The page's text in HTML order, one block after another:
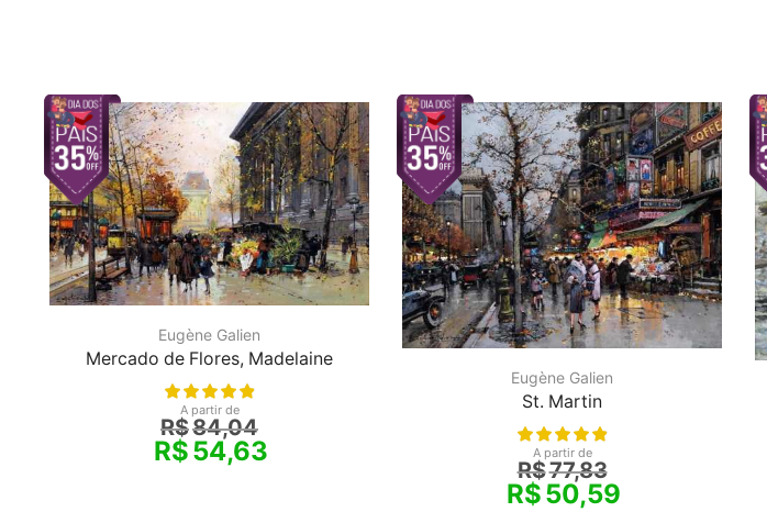
Eugène Galien
Mercado de Flores, Madelaine
A partir de
R$84,04
R$54,63
Eugène Galien
St. Martin
A partir de
R$77,83
R$50,59